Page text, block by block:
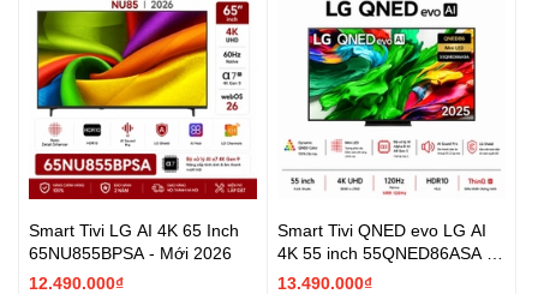
Smart Tivi LG AI 4K 65 Inch
65NU855BPSA - Mới 2026
12.490.000₫
Smart Tivi QNED evo LG AI
4K 55 inch 55QNED86ASA -
Chính hãng
13.490.000₫